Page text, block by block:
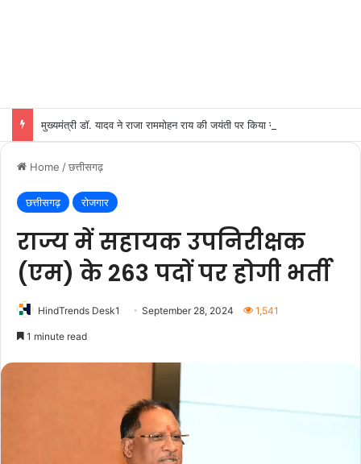
मुख्यमंत्री डॉ. यादव ने राजा राममोहन राय की जयंती पर किया नमन
Home /छत्तीसगढ़
छत्तीसगढ़ रोजगार
राज्य में सहायक उपनिरीक्षक
(एम) के 263 पदों पर होगी भर्ती
HindTrends Desk1 September 28, 2024 1,541
1 minute read